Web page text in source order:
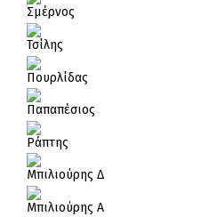
Σμέρνος
Τσίλης
Πουρλίδας
Παπαπέσιος
Ράπτης
Μπιλιούρης Δ
Μπιλιούρης Α